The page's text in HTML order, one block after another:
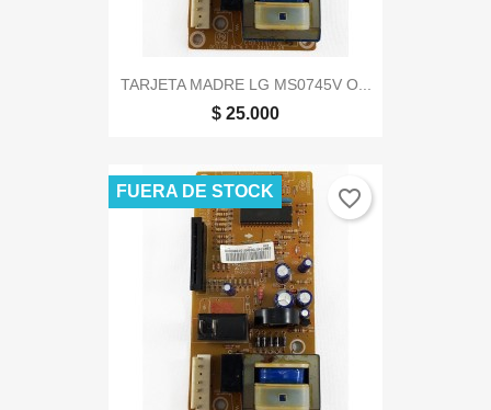
TARJETA MADRE LG MS0745V O...
$ 25.000
FUERA DE STOCK favorite_border